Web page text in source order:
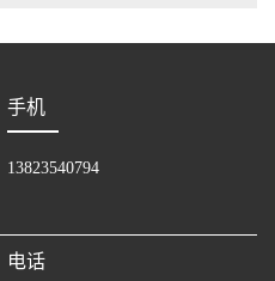
手机
13823540794
电话